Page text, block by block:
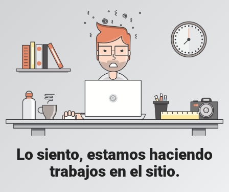
Lo siento, estamos haciendo
trabajos en el sitio.